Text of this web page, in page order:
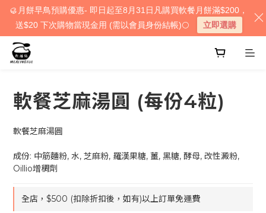
軟餐芝麻湯圓 (每份4粒)
軟餐芝麻湯圓
成份: 中筋麵粉, 水, 芝麻粉, 羅漢果糖, 薑, 黑糖, 酵母, 改性澱粉,
Oillio增稠劑
全店，$500 (扣除折扣後，如有)以上訂單免運費
🥮月餅早鳥預購優惠- 即日起至8月31日凡購買軟餐月餅滿$200，
送$20 下次購物當現金用 (需以會員身份結帳)🌕
立即選購